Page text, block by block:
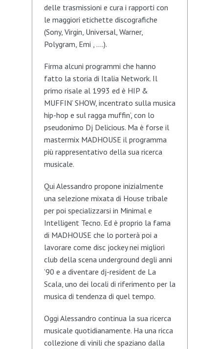
delle trasmissioni e cura i rapporti con
le maggiori etichette discografiche
(Sony, Virgin, Universal, Warner,
Polygram, Emi , ….).
Firma alcuni programmi che hanno
fatto la storia di Italia Network. Il
primo risale al 1993 ed è HIP &
MUFFIN’ SHOW, incentrato sulla musica
hip-hop e sul ragga muffin’, con lo
pseudonimo Dj Delicious. Ma è forse il
mastermix MADHOUSE il programma
più rappresentativo della sua ricerca
musicale.
Qui Alessandro propone inizialmente
una selezione mixata di House tribale
per poi specializzarsi in Minimal e
Intelligent Tecno. Ed è proprio la fama
di MADHOUSE che lo porterà poi a
lavorare come disc jockey nei migliori
club della scena underground degli anni
’90 e a diventare dj-resident de La
Scala, uno dei locali di riferimento per la
musica di tendenza di quel tempo.
Oggi Alessandro continua la sua ricerca
musicale quotidianamente. Ha una ricca
collezione di vinili che spaziano dalla